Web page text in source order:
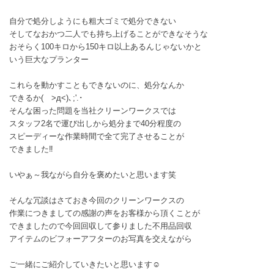
自分で処分しようにも粗大ゴミで処分できない
そしてなおかつ二人でも持ち上げることができなそうな
おそらく100キロから150キロ以上あるんじゃないかと
いう巨大なプランター
これらを動かすこともできないのに、処分なんか
できるか( >д<)､;'.･
そんな困った問題を当社クリーンワークスでは
スタッフ2名で運び出しから処分まで40分程度の
スピーディーな作業時間で全て完了させることが
できました‼️
いやぁ～我ながら自分を褒めたいと思います笑
そんな冗談はさておき今回のクリーンワークスの
作業につきましての感謝の声をお客様から頂くことが
できましたので今回回収して参りました不用品回収
アイテムのビフォーアフターのお写真を交えながら
ご一緒にご紹介していきたいと思います☺️